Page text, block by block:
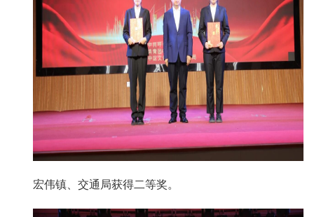
宏伟镇、交通局获得二等奖。